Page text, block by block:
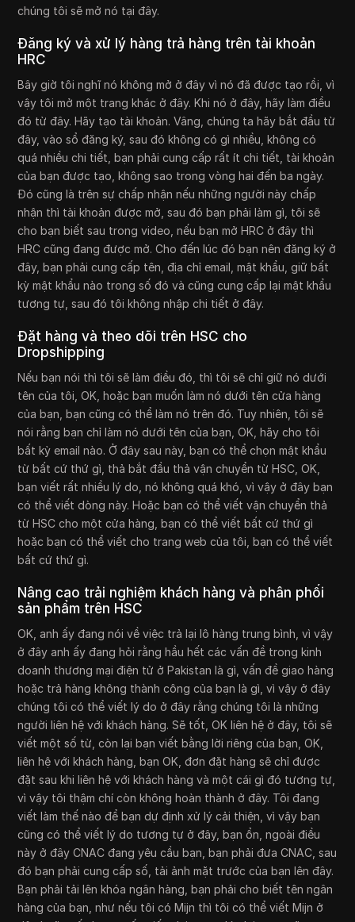
chúng tôi sẽ mở nó tại đây.
Đăng ký và xử lý hàng trả hàng trên tài khoản
HRC
Bây giờ tôi nghĩ nó không mở ở đây vì nó đã được tạo rồi, vì
vậy tôi mở một trang khác ở đây. Khi nó ở đây, hãy làm điều
đó từ đây. Hãy tạo tài khoản. Vâng, chúng ta hãy bắt đầu từ
đây, vào sổ đăng ký, sau đó không có gì nhiều, không có
quá nhiều chi tiết, bạn phải cung cấp rất ít chi tiết, tài khoản
của bạn được tạo, không sao trong vòng hai đến ba ngày.
Đó cũng là trên sự chấp nhận nếu những người này chấp
nhận thì tài khoản được mở, sau đó bạn phải làm gì, tôi sẽ
cho bạn biết sau trong video, nếu bạn mở HRC ở đây thì
HRC cũng đang được mở. Cho đến lúc đó bạn nên đăng ký ở
đây, bạn phải cung cấp tên, địa chỉ email, mật khẩu, giữ bất
kỳ mật khẩu nào trong số đó và cũng cung cấp lại mật khẩu
tương tự, sau đó tôi không nhập chi tiết ở đây.
Đặt hàng và theo dõi trên HSC cho
Dropshipping
Nếu bạn nói thì tôi sẽ làm điều đó, thì tôi sẽ chỉ giữ nó dưới
tên của tôi, OK, hoặc bạn muốn làm nó dưới tên cửa hàng
của bạn, bạn cũng có thể làm nó trên đó. Tuy nhiên, tôi sẽ
nói rằng bạn chỉ làm nó dưới tên của bạn, OK, hãy cho tôi
bất kỳ email nào. Ở đây sau này, bạn có thể chọn mật khẩu
từ bất cứ thứ gì, thả bắt đầu thả vận chuyển từ HSC, OK,
bạn viết rất nhiều lý do, nó không quá khó, vì vậy ở đây bạn
có thể viết dòng này. Hoặc bạn có thể viết vận chuyển thả
từ HSC cho một cửa hàng, bạn có thể viết bất cứ thứ gì
hoặc bạn có thể viết cho trang web của tôi, bạn có thể viết
bất cứ thứ gì.
Nâng cao trải nghiệm khách hàng và phân phối
sản phẩm trên HSC
OK, anh ấy đang nói về việc trả lại lô hàng trung bình, vì vậy
ở đây anh ấy đang hỏi rằng hầu hết các vấn đề trong kinh
doanh thương mại điện tử ở Pakistan là gì, vấn đề giao hàng
hoặc trả hàng không thành công của bạn là gì, vì vậy ở đây
chúng tôi có thể viết lý do ở đây rằng chúng tôi là những
người liên hệ với khách hàng. Sẽ tốt, OK liên hệ ở đây, tôi sẽ
viết một số từ, còn lại bạn viết bằng lời riêng của bạn, OK,
liên hệ với khách hàng, bạn OK, đơn đặt hàng sẽ chỉ được
đặt sau khi liên hệ với khách hàng và một cái gì đó tương tự,
vì vậy tôi thậm chí còn không hoàn thành ở đây. Tôi đang
viết làm thế nào để bạn dự định xử lý cải thiện, vì vậy bạn
cũng có thể viết lý do tương tự ở đây, bạn ổn, ngoài điều
này ở đây CNAC đang yêu cầu bạn, bạn phải đưa CNAC, sau
đó bạn phải cung cấp số, tải ảnh mặt trước của bạn lên đây.
Bạn phải tải lên khóa ngân hàng, bạn phải cho biết tên ngân
hàng của bạn, như nếu tôi có Mijn thì tôi có thể viết Mijn ở